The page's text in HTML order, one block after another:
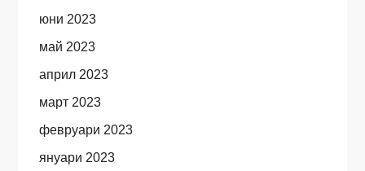
юни 2023
май 2023
април 2023
март 2023
февруари 2023
януари 2023